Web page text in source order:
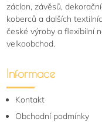
záclon, závěsů,
koberců a dalších
české výroby a flexibilní
velkoobchod.
Informace
Kontakt
Obchodní podmínky